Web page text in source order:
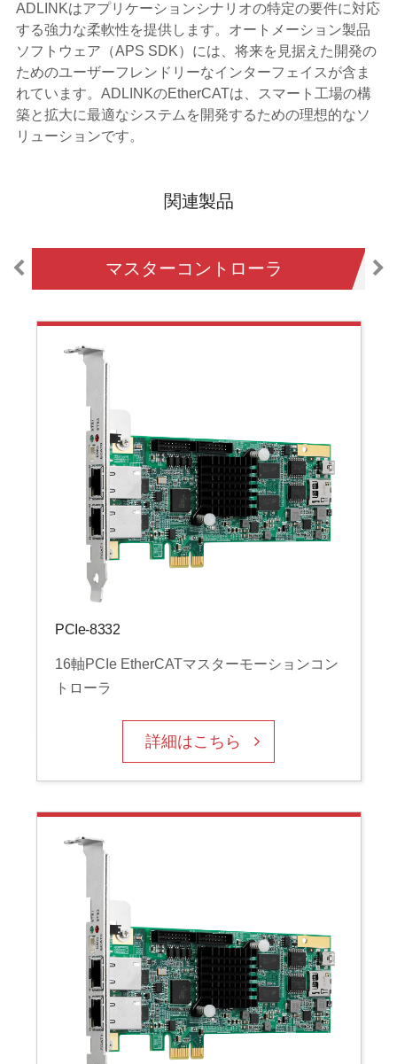
ADLINKはアプリケーションシナリオの特定の要件に対応
する強力な柔軟性を提供します。オートメーション製品
ソフトウェア（APS SDK）には、将来を見据えた開発の
ためのユーザーフレンドリーなインターフェイスが含ま
れています。ADLINKのEtherCATは、スマート工場の構
築と拡大に最適なシステムを開発するための理想的なソ
リューションです。
関連製品
マスターコントローラ
PCIe-8332
16軸PCIe EtherCATマスターモーションコン
トローラ
詳細はこちら